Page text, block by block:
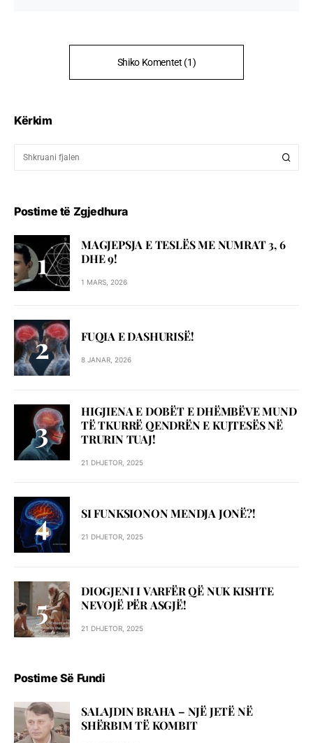
Shiko Komentet (1)
Kërkim
Postime të Zgjedhura
MAGJEPSJA E TESLËS ME NUMRAT 3, 6
DHE 9!
1 MARS, 2026
FUQIA E DASHURISË!
8 JANAR, 2026
HIGJIENA E DOBËT E DHËMBËVE MUND
TË TKURRË QENDRËN E KUJTESËS NË
TRURIN TUAJ!
21 DHJETOR, 2025
SI FUNKSIONON MENDJA JONË?!
21 DHJETOR, 2025
DIOGJENI I VARFËR QË NUK KISHTE
NEVOJË PËR ASGJË!
21 DHJETOR, 2025
Postime Së Fundi
SALAJDIN BRAHA – NJЁ JETЁ NЁ
SHЁRBIM TЁ KOMBIT